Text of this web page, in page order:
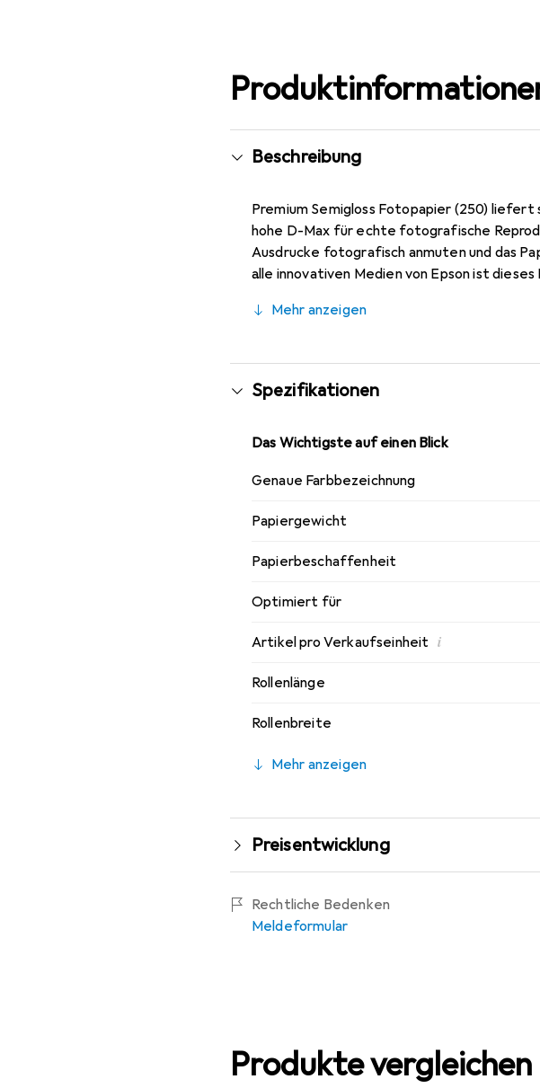
Beschreibung
Premium Semigloss Fotopapier (250)
hohe D-Max für echte fotografische
Ausdrucke fotografisch anmuten und das
alle innovativen Medien von Epson ist
Mehr anzeigen
Spezifikationen
Das Wichtigste auf einen Blick
Genaue Farbbezeichnung
Papiergewicht
Papierbeschaffenheit
Optimiert für
Artikel pro Verkaufseinheit i
Rollenlänge
Rollenbreite
Mehr anzeigen
Preisentwicklung
Rechtliche Bedenken
Meldeformular
Produkte vergleichen